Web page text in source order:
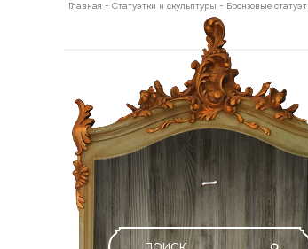
Главная - Статуэтки и скульптуры - Бронзовые